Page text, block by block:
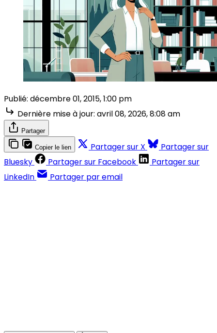
Publié: décembre 01, 2015, 1:00 pm
Dernière mise à jour: avril 08, 2026, 8:08 am
Partager
Copier le lien Partager sur X
Partager sur
Bluesky
Partager sur Facebook
Partager sur
LinkedIn
Partager par email